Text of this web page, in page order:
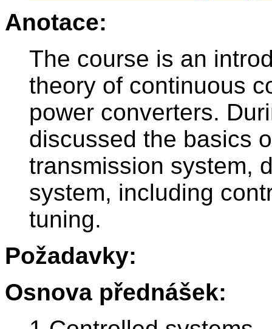
Anotace:
The course is an
theory of continuous
power converters.
discussed the basics
transmission system,
system, including
tuning.
Požadavky:
Osnova přednášek: